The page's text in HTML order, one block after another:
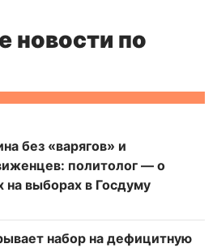
новости по
без «варягов» и
политолог — о
на выборах в Госдуму
набор на дефицитную